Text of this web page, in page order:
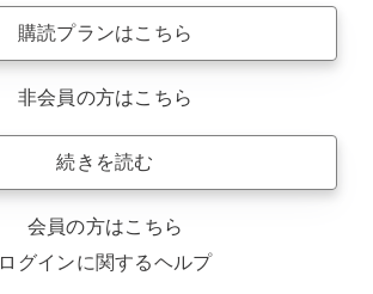
購読プランはこちら
非会員の方はこちら
続きを読む
会員の方はこちら
ログインに関するヘルプ